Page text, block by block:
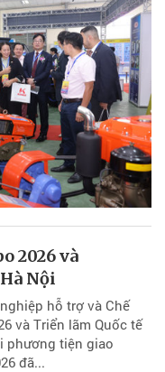
2026 và
Nội
hỗ trợ và Chế
và Triển lãm Quốc tế
phương tiện giao
đã...